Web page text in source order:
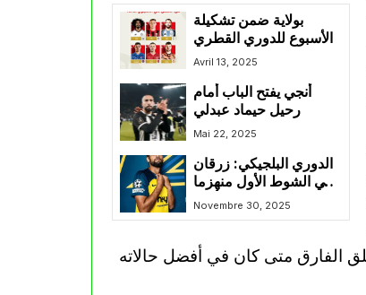
بولاية ضمن تشكيلة
الأسبوع للدوري القطري
Avril 13, 2025
أنجي يفتح الباب أمام
رحيل حيماد عبدلي
Mai 22, 2025
الدوري البلجيكي: زرقان
ينهي الشوط الأول منهزما
مع سانت غيلواز أمام
أندرلخت
Novembre 30, 2025